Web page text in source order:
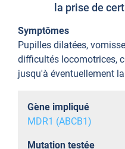
la prise de
Symptômes
Pupilles dilatées,
difficultés locomotrices,
jusqu'à éventuellement
Gène impliqué
MDR1 (ABCB1)
Mutation testée